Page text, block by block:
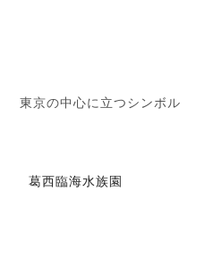
東京の中心に立つシンボル
葛西臨海水族園